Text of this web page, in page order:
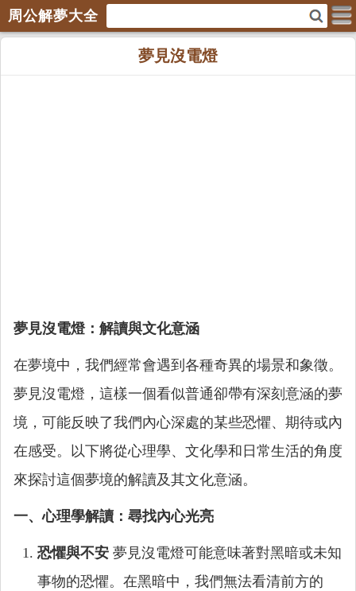
周公解夢大全
夢見沒電燈
夢見沒電燈：解讀與文化意涵
在夢境中，我們經常會遇到各種奇異的場景和象徵。
夢見沒電燈，這樣一個看似普通卻帶有深刻意涵的夢
境，可能反映了我們內心深處的某些恐懼、期待或內
在感受。以下將從心理學、文化學和日常生活的角度
來探討這個夢境的解讀及其文化意涵。
一、心理學解讀：尋找內心光亮
恐懼與不安 夢見沒電燈可能意味著對黑暗或未知
事物的恐懼。在黑暗中，我們無法看清前方的